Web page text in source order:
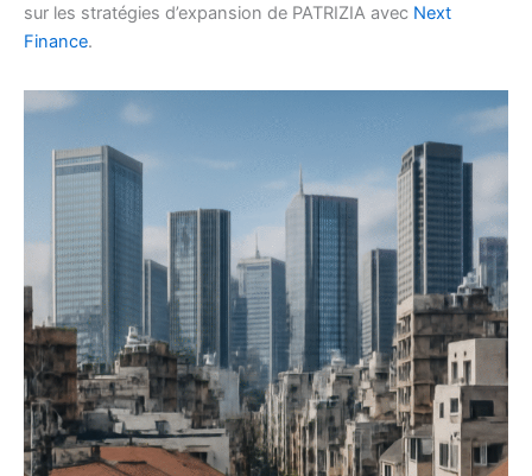
sur les stratégies d’expansion de PATRIZIA avec Next
Finance.